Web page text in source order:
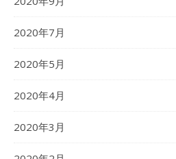
2020年7月
2020年5月
2020年4月
2020年3月